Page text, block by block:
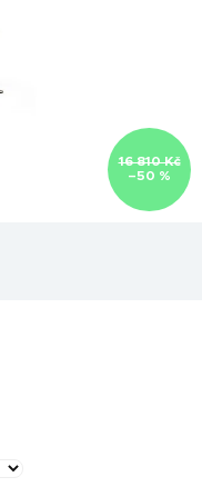
16 810 Kč
–50 %